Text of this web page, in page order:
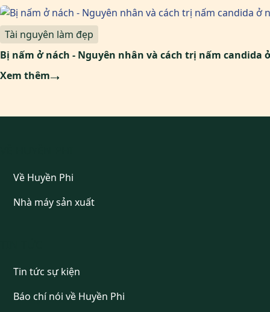
Tài nguyên làm đẹp
Bị nấm ở nách - Nguyên nhân và cách trị nấm candida
Xem thêm
Về Huyền Phi
Nhà máy sản xuất
Tin tức sự kiện
Báo chí nói về Huyền Phi